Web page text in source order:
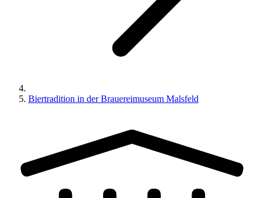
Biertradition in der Brauereimuseum Malsfeld